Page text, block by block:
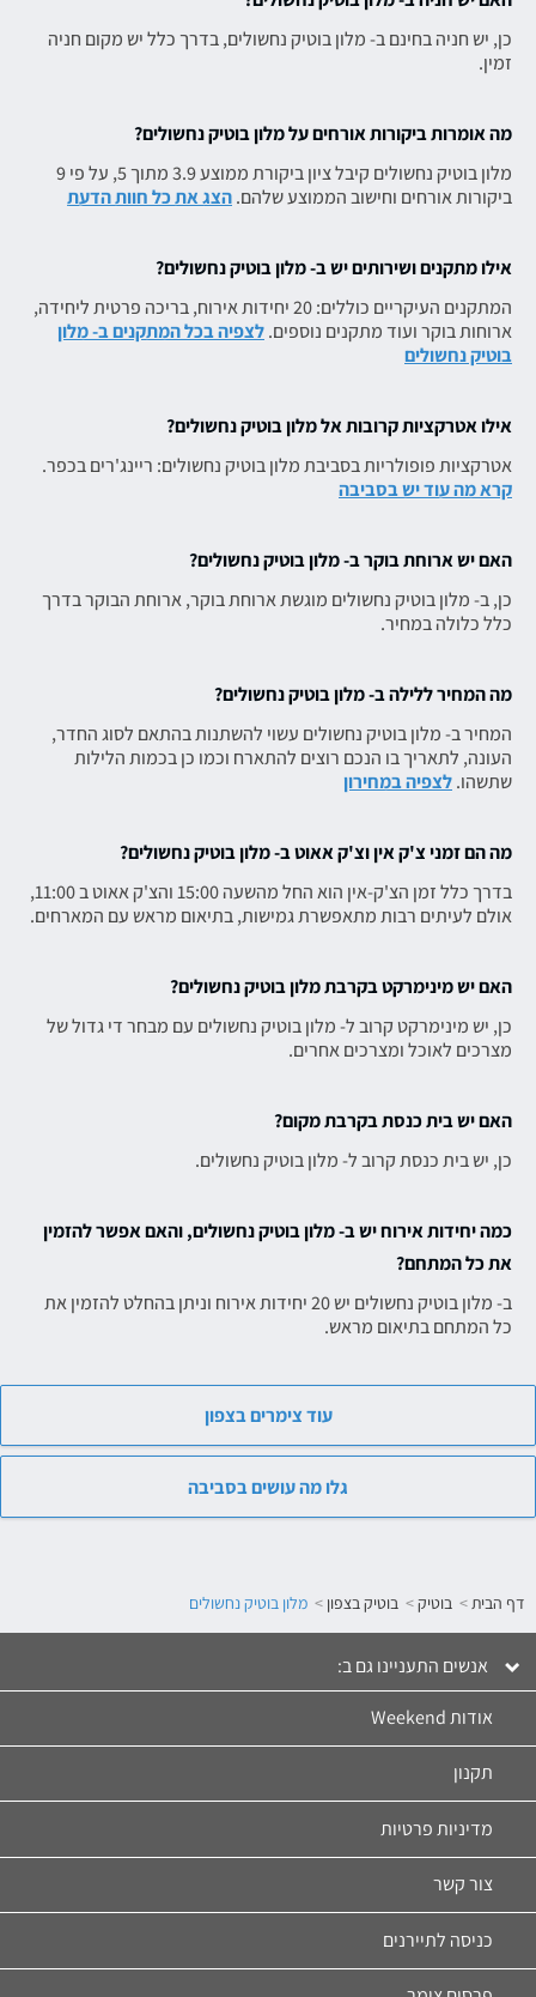
דף הבית בוטיק בוטיק בצפון מלון בוטיק נחשולים
כן, יש חניה בחינם ב- מלון בוטיק נחשולים, בדרך כלל יש מקום חניה
זמין.
מה אומרות ביקורות אורחים על מלון בוטיק נחשולים?
מלון בוטיק נחשולים קיבל ציון ביקורת ממוצע 3.9 מתוך 5, על פי 9
ביקורות אורחים וחישוב הממוצע שלהם.הצג את כל חוות הדעת
אילו מתקנים ושירותים יש ב- מלון בוטיק נחשולים?
המתקנים העיקריים כוללים: 20 יחידות אירוח, בריכה פרטית ליחידה,
ארוחות בוקר ועוד מתקנים נוספים.לצפיה בכל המתקנים ב- מלון
בוטיק נחשולים
אילו אטרקציות קרובות אל מלון בוטיק נחשולים?
אטרקציות פופולריות בסביבת מלון בוטיק נחשולים: ריינג'רים בכפר.
קרא מה עוד יש בסביבה
האם יש ארוחת בוקר ב- מלון בוטיק נחשולים?
כן, ב- מלון בוטיק נחשולים מוגשת ארוחת בוקר, ארוחת הבוקר בדרך
כלל כלולה במחיר.
מה המחיר ללילה ב- מלון בוטיק נחשולים?
המחיר ב- מלון בוטיק נחשולים עשוי להשתנות בהתאם לסוג החדר,
העונה, לתאריך בו הנכם רוצים להתארח וכמו כן בכמות הלילות
שתשהו.לצפיה במחירון
מה הם זמני צ'ק אין וצ'ק אאוט ב- מלון בוטיק נחשולים?
בדרך כלל זמן הצ'ק-אין הוא החל מהשעה 15:00 והצ'ק אאוט ב 11:00,
אולם לעיתים רבות מתאפשרת גמישות, בתיאום מראש עם המארחים.
האם יש מינימרקט בקרבת מלון בוטיק נחשולים?
כן, יש מינימרקט קרוב ל- מלון בוטיק נחשולים עם מבחר די גדול של
מצרכים לאוכל ומצרכים אחרים.
האם יש בית כנסת בקרבת מקום?
כן, יש בית כנסת קרוב ל- מלון בוטיק נחשולים.
כמה יחידות אירוח יש ב- מלון בוטיק נחשולים, והאם אפשר להזמין
את כל המתחם?
ב- מלון בוטיק נחשולים יש 20 יחידות אירוח וניתן בהחלט להזמין את
כל המתחם בתיאום מראש.
עוד צימרים בצפון
גלו מה עושים בסביבה
אנשים התעניינו גם ב:
click to expand contents
אודות Weekend
תקנון
מדיניות פרטיות
צור קשר
כניסה לתיירנים